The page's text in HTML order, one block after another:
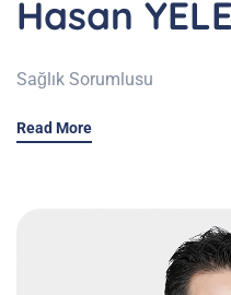
Hasan
Sağlık Sorumlusu
Read More